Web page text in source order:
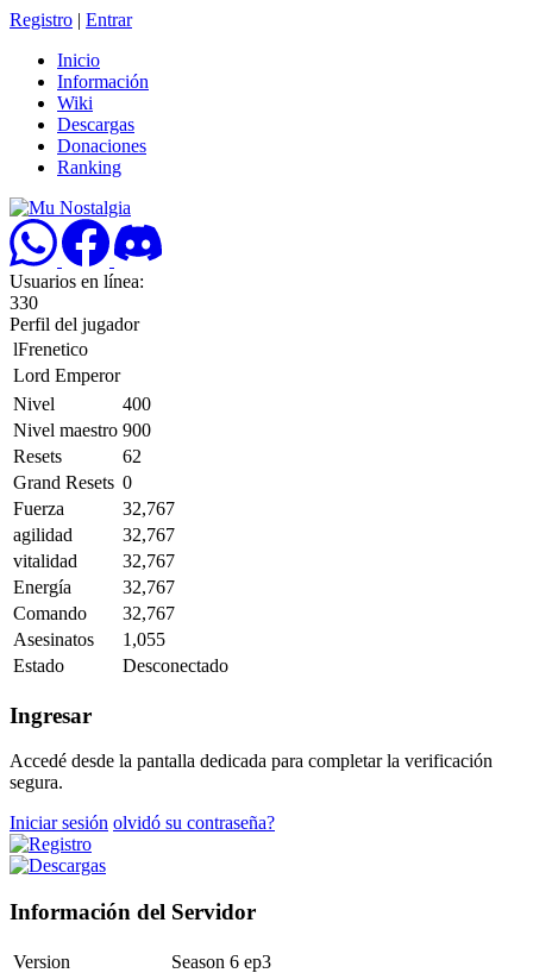
Registro | Entrar
Inicio
Información
Wiki
Descargas
Donaciones
Ranking
Usuarios en línea:
330
Perfil del jugador
lFrenetico
Lord Emperor
Nivel
400
Nivel maestro 900
Resets
62
Grand Resets 0
Fuerza
32,767
agilidad
32,767
vitalidad
32,767
Energía
32,767
Comando
32,767
Asesinatos
1,055
Estado
Desconectado
Ingresar
Accedé desde la pantalla dedicada para completar la verificación
segura.
Iniciar sesión olvidó su contraseña?
Información del Servidor
Version
Season 6 ep3